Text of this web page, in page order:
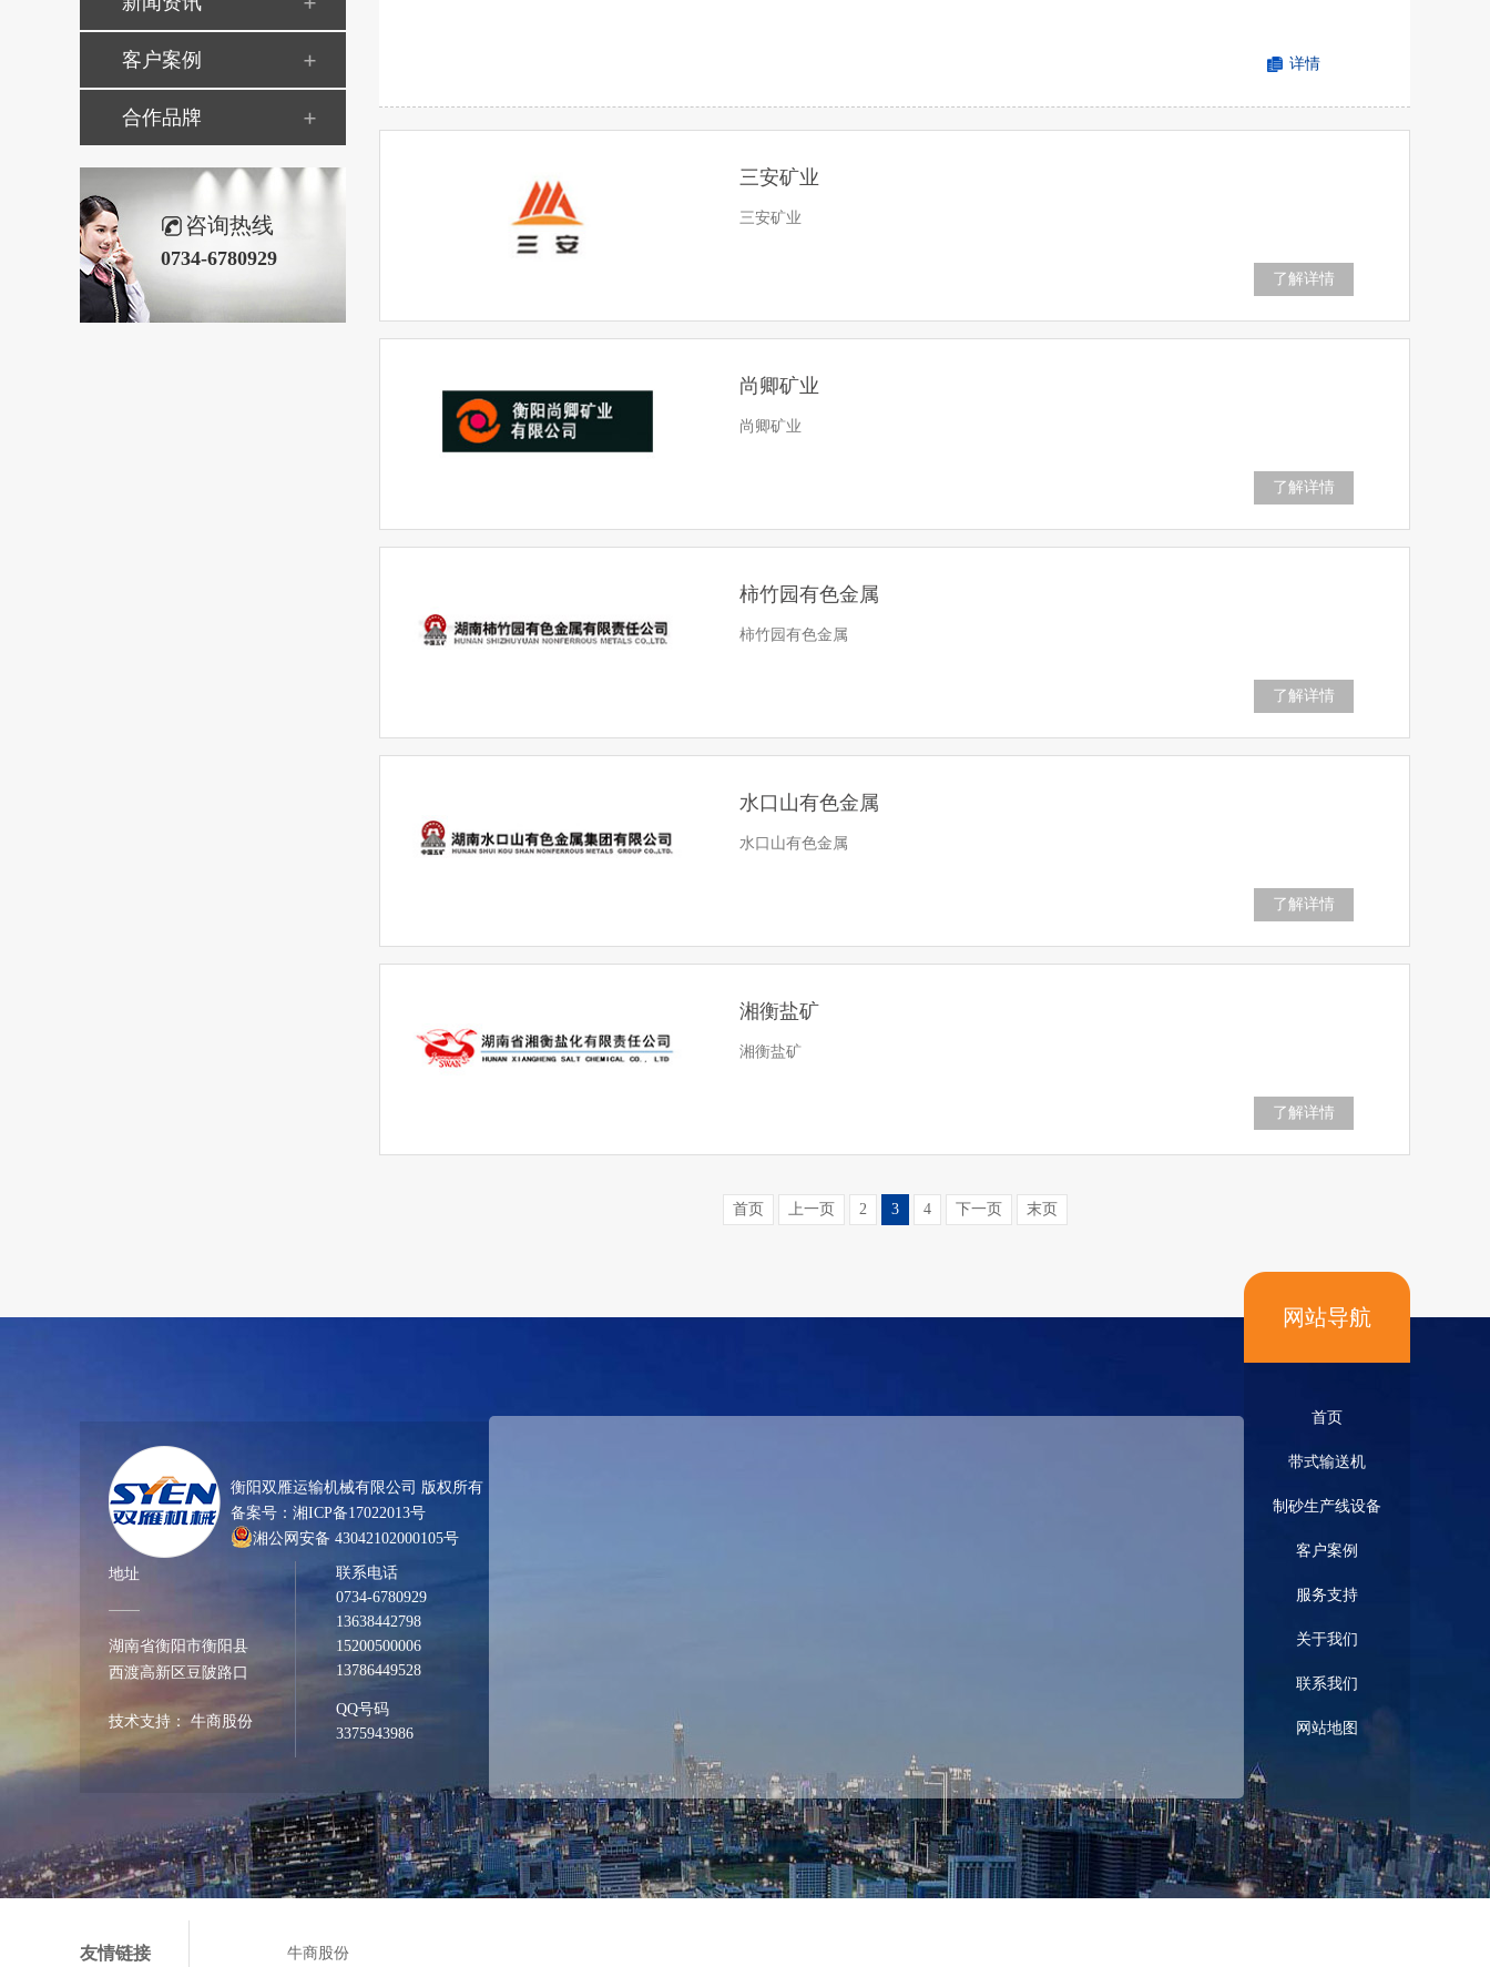
客户案例
合作品牌
咨询热线
0734-6780929
详情
三安矿业
三安矿业
了解详情
尚卿矿业
尚卿矿业
了解详情
柿竹园有色金属
柿竹园有色金属
了解详情
水口山有色金属
水口山有色金属
了解详情
湘衡盐矿
湘衡盐矿
了解详情
首页 上一页 2 3 4 下一页 末页
衡阳双雁运输机械有限公司 版权所有
备案号： 湘ICP备17022013号
湘公网安备 43042102000105号
地址
湖南省衡阳市衡阳县
西渡高新区豆陂路口
技术支持： 牛商股份
联系电话
0734-6780929
13638442798
15200500006
13786449528
QQ号码
3375943986
网站导航
首页
带式输送机
制砂生产线设备
客户案例
服务支持
关于我们
联系我们
网站地图
友情链接 牛商股份